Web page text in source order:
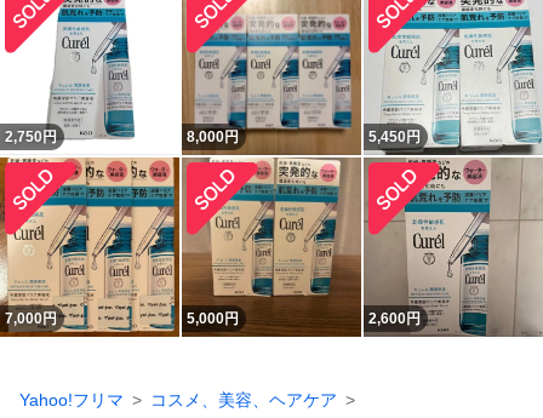
2,750 円 8,000円 5,450 円
7,000円 5,000円 2,600円
Yahoo!フリマ
コスメ、美容、ヘアケア